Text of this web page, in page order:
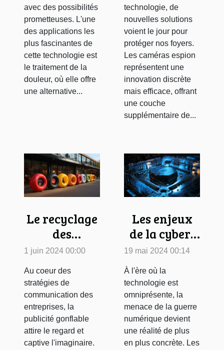
avec des possibilités
prometteuses. L'une
des applications les
plus fascinantes de
cette technologie est
le traitement de la
douleur, où elle offre
une alternative...
technologie, de
nouvelles solutions
voient le jour pour
protéger nos foyers.
Les caméras espion
représentent une
innovation discrète
mais efficace, offrant
une couche
supplémentaire de...
Le recyclage
des
matériaux
utilisés dans
la publicité
gonflable
1 juin 2024 00:00
Au coeur des
stratégies de
communication des
entreprises, la
publicité gonflable
attire le regard et
captive l'imaginaire.
Les enjeux
de la cyber-
sécurité dans
un contexte
de guerre
numérique
19 mai 2024 00:14
À l'ère où la
technologie est
omniprésente, la
menace de la guerre
numérique devient
une réalité de plus
en plus concrète. Les